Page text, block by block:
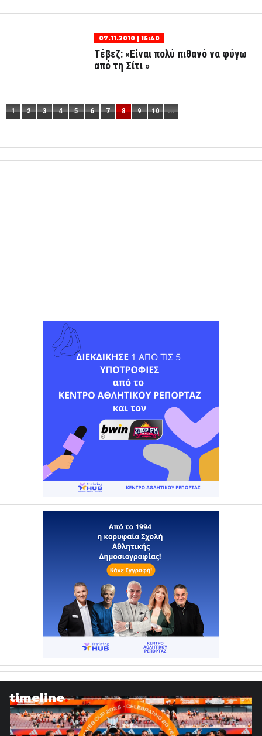
07.11.2010 | 15:40
Τέβεζ: «Είναι πολύ πιθανό να φύγω
από τη Σίτι »
1 2 3 4 5 6 7 8 9 10 ...
timeline